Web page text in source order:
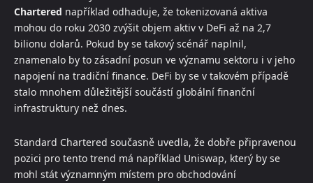
Chartered například odhaduje, že tokenizovaná aktiva
mohou do roku 2030 zvýšit objem aktiv v DeFi až na 2,7
bilionu dolarů. Pokud by se takový scénář naplnil,
znamenalo by to zásadní posun ve významu sektoru i v jeho
napojení na tradiční finance. DeFi by se v takovém případě
stalo mnohem důležitější součástí globální finanční
infrastruktury než dnes.
Standard Chartered současně uvedla, že dobře připravenou
pozici pro tento trend má například Uniswap, který by se
mohl stát významným místem pro obchodování